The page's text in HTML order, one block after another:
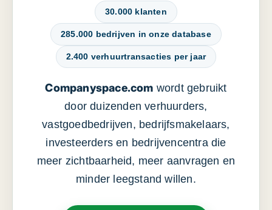
30.000 klanten
285.000 bedrijven in onze database
2.400 verhuurtransacties per jaar
Companyspace.com wordt gebruikt
door duizenden verhuurders,
vastgoedbedrijven, bedrijfsmakelaars,
investeerders en bedrijvencentra die
meer zichtbaarheid, meer aanvragen en
minder leegstand willen.